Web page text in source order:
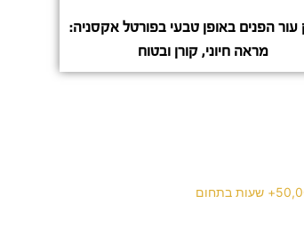
עור הפנים באופן טבעי בפורטל אקסניה:
מראה חיוני, קורן ובטוח